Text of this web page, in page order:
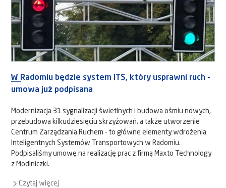
W Radomiu będzie system ITS, który usprawni ruch -
umowa już podpisana
Modernizacja 31 sygnalizacji świetlnych i budowa ośmiu nowych,
przebudowa kilkudziesięciu skrzyżowań, a także utworzenie
Centrum Zarządzania Ruchem - to główne elementy wdrożenia
Inteligentnych Systemów Transportowych w Radomiu.
Podpisaliśmy umowę na realizację prac z firmą Maxto Technology
z Modlniczki.
Czytaj więcej